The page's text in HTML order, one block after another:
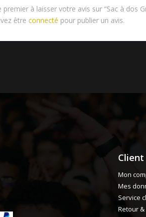
premier à laisser votre avis sur “Sac à dos
êtreconnecté pour publier un avis.
Client
Mon
Mes
Service
Retour